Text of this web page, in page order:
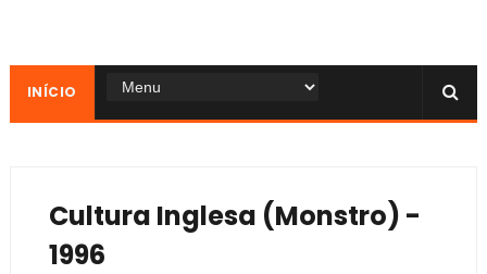
INÍCIO
Cultura Inglesa (Monstro) -
1996